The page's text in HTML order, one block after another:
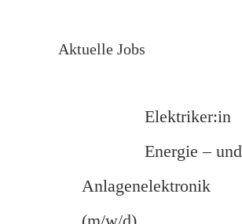
Aktuelle Jobs
Elektriker:in
Energie – und
Anlagenelektronik